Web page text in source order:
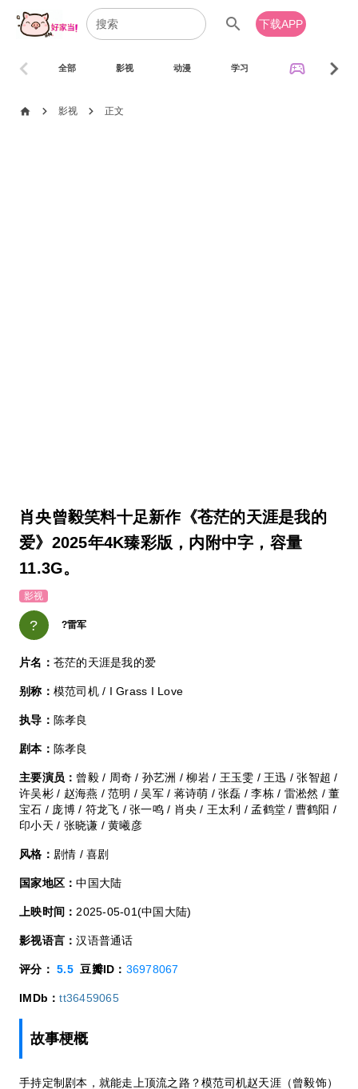
search 下载APP
全部 影视 动漫 学习 sports_esports
chevron_left chevron_right
home chevron_right 影视 chevron_right 正文
肖央曾毅笑料十足新作《苍茫的天涯是我的
爱》2025年4K臻彩版，内附中字，容量
11.3G。
影视
? ?雷军
片名： 苍茫的天涯是我的爱
别称： 模范司机 / I Grass I Love
执导： 陈孝良
剧本： 陈孝良
主要演员： 曾毅 / 周奇 / 孙艺洲 / 柳岩 / 王玉雯 / 王迅 / 张智超 /
许吴彬 / 赵海燕 / 范明 / 吴军 / 蒋诗萌 / 张磊 / 李栋 / 雷淞然 / 董
宝石 / 庞博 / 符龙飞 / 张一鸣 / 肖央 / 王太利 / 孟鹤堂 / 曹鹤阳 /
印小天 / 张晓谦 / 黄曦彦
风格： 剧情 / 喜剧
国家地区：中国大陆
上映时间： 2025-05-01(中国大陆)
影视语言：汉语普通话
评分： 5.5 豆瓣ID： 36978067
IMDb：tt36459065
故事梗概
手持定制剧本，就能走上顶流之路？模范司机赵天涯（曾毅饰）